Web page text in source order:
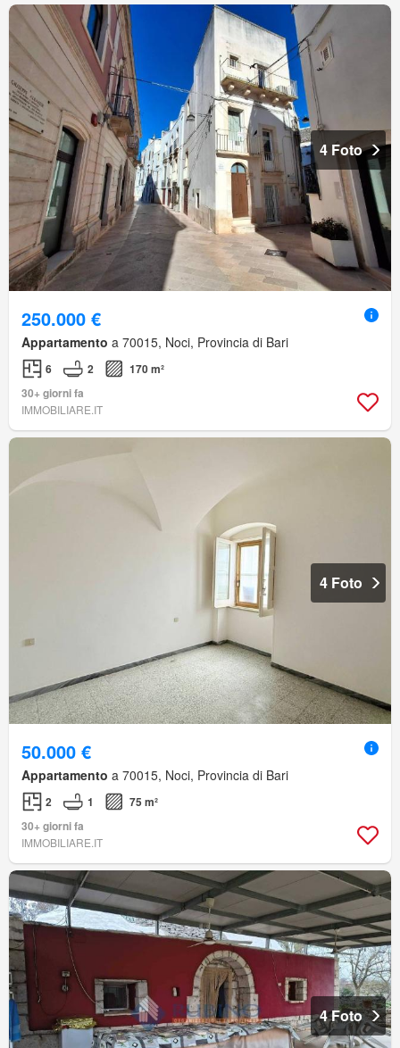
4 Foto
250.000 €
Appartamento a 70015, Noci, Provincia di Bari
6 2
170 m²
30+ giorni fa
IMMOBILIARE.IT
4 Foto
50.000 €
Appartamento a 70015, Noci, Provincia di Bari
2 1
75 m²
30+ giorni fa
IMMOBILIARE.IT
4 Foto